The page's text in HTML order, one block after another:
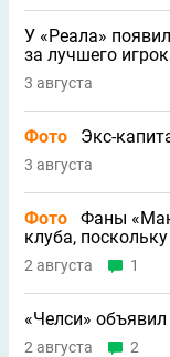
У «Реала»
за лучшего
3 августа
Фото Экс-
3 августа
Фото
Фаны
клуба,
2 августа 1
«Челси»
2 августа 2